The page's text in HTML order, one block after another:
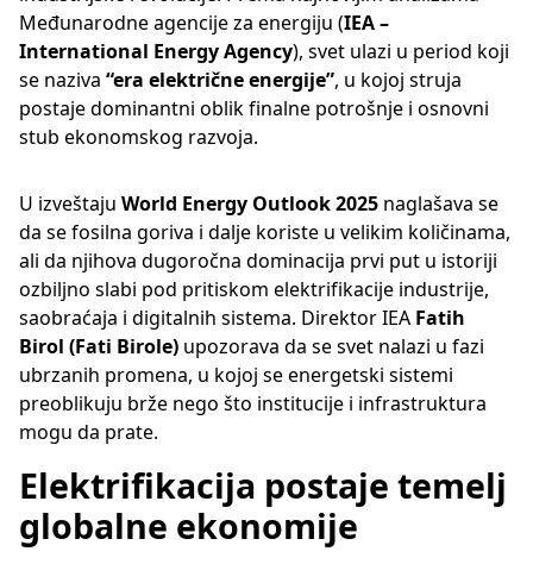
Međunarodne agencije za energiju (IEA –
International Energy Agency), svet ulazi u period koji
se naziva “era električne energije”, u kojoj struja
postaje dominantni oblik finalne potrošnje i osnovni
stub ekonomskog razvoja.
U izveštaju World Energy Outlook 2025 naglašava se
da se fosilna goriva i dalje koriste u velikim količinama,
ali da njihova dugoročna dominacija prvi put u istoriji
ozbiljno slabi pod pritiskom elektrifikacije industrije,
saobraćaja i digitalnih sistema. Direktor IEA Fatih
Birol (Fati Birole) upozorava da se svet nalazi u fazi
ubrzanih promena, u kojoj se energetski sistemi
preoblikuju brže nego što institucije i infrastruktura
mogu da prate.
Elektrifikacija postaje temelj
globalne ekonomije